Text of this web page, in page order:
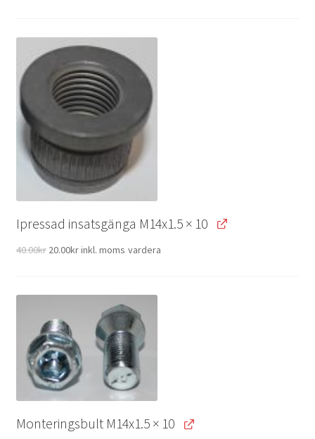
Ipressad insatsgänga M14x1.5× 10
40.00kr Original
40.00kr.
20.00krCurrent
20.00kr.
inkl. moms vardera
Monteringsbult M14x1.5× 10